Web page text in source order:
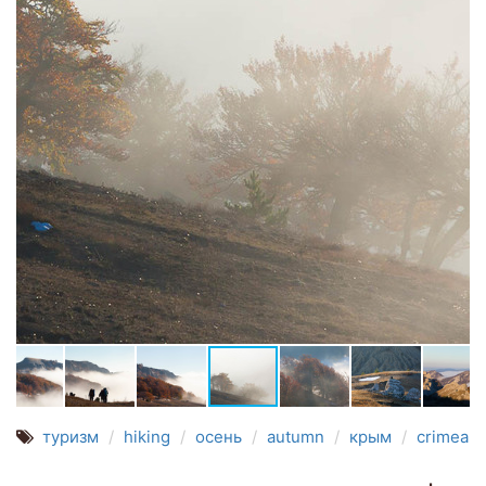
туризм hiking осень autumn крым crimea